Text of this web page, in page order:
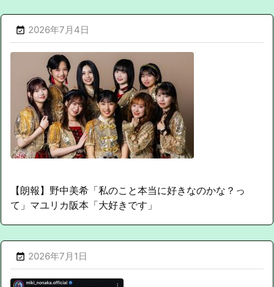
 2026年7月4日
【朗報】野中美希「私のこと本当に好きなのかな？っ
て」マユリカ阪本「大好きです」
 2026年7月1日